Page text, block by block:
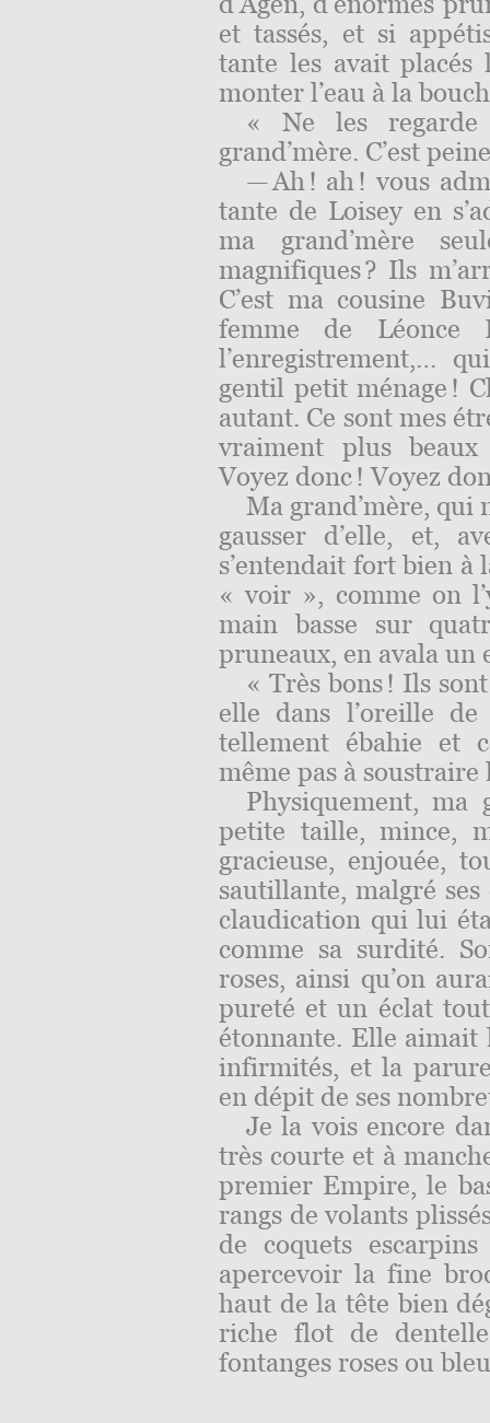
et tassés, et si
tante les avait
monter l’eau à la
« Ne les
grand’mère. C’est
— Ah ! ah ! vous
tante de Loisey en
ma grand’mère
magnifiques ? Ils
C’est ma cousine
femme de Léonce
l’enregistrement,…
gentil petit ménage !
autant. Ce sont mes
vraiment plus beaux
Voyez donc ! Voyez
Ma grand’mère, qui
gausser d’elle, et,
s’entendait fort bien à
« voir », comme on
main basse sur
pruneaux, en avala un
« Très bons ! Ils
elle dans l’oreille
tellement ébahie et
même pas à
Physiquement, ma
petite taille, mince,
gracieuse, enjouée,
sautillante, malgré
claudication qui lui
comme sa surdité.
roses, ainsi qu’on
pureté et un éclat
étonnante. Elle aimait
infirmités, et la
en dépit de ses
Je la vois encore
très courte et à
premier Empire, le
rangs de volants
de coquets
apercevoir la fine
haut de la tête bien
riche flot de
fontanges roses ou